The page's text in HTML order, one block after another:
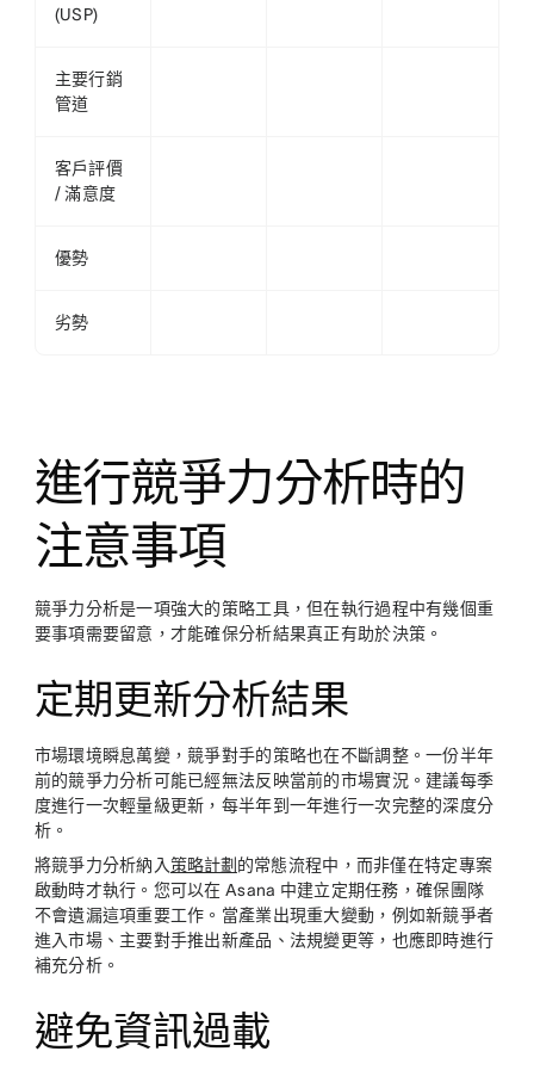
(USP)
主要行銷
管道
客戶評價
/ 滿意度
優勢
劣勢
進行競爭力分析時的
注意事項
競爭力分析是一項強大的策略工具，但在執行過程中有幾個重
要事項需要留意，才能確保分析結果真正有助於決策。
定期更新分析結果
市場環境瞬息萬變，競爭對手的策略也在不斷調整。一份半年
前的競爭力分析可能已經無法反映當前的市場實況。建議每季
度進行一次輕量級更新，每半年到一年進行一次完整的深度分
析。
將競爭力分析納入 策略計劃 的常態流程中，而非僅在特定專案
啟動時才執行。您可以在 Asana 中建立定期任務，確保團隊
不會遺漏這項重要工作。當產業出現重大變動，例如新競爭者
進入市場、主要對手推出新產品、法規變更等，也應即時進行
補充分析。
避免資訊過載